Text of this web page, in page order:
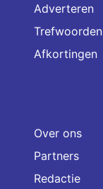
Adverteren
Trefwoorden
Afkortingen
Over ons
Partners
Redactie